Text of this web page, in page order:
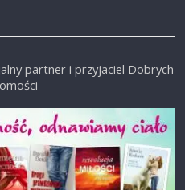
partner i przyjaciel Dobrych